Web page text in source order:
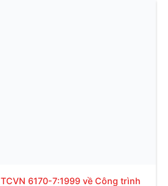
6170-7:1999 về Công trình